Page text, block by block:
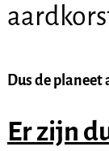
Dus de planeet
Er zijn d